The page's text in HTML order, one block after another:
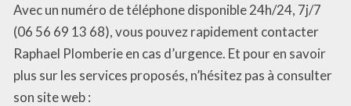
Avec un numéro de téléphone disponible 24h/24, 7j/7
(06 56 69 13 68), vous pouvez rapidement contacter
Raphael Plomberie en cas d’urgence. Et pour en savoir
plus sur les services proposés, n’hésitez pas à consulter
son site web :